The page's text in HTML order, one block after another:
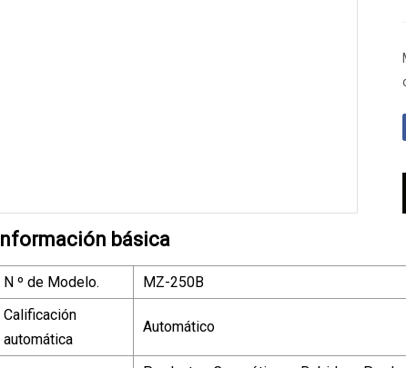
Información básica
N º de Modelo.
MZ-250B
Calificación
automática
Automático